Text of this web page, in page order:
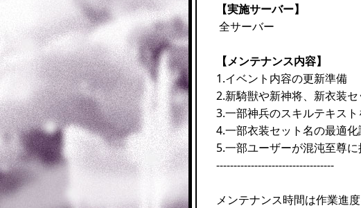
【実施サーバー】
全サーバー
【メンテナンス内容】
1.イベント内容の更新準備
2.新騎獣や新神将、新衣装
3.一部神兵のスキルテキス
4.一部衣装セット名の最適
5.一部ユーザーが混沌至尊
----------------------------------
メンテナンス時間は作業進